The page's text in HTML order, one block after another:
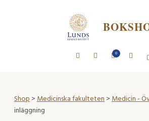
0
Shop>Medicinska fakulteten>Medicin -
inläggning